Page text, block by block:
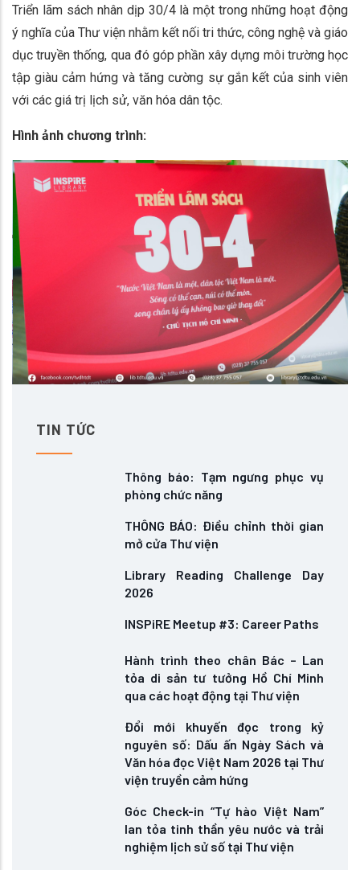
Triển lãm sách nhân dịp 30/4 là một trong những hoạt động
ý nghĩa của Thư viện nhằm kết nối tri thức, công nghệ và giáo
dục truyền thống, qua đó góp phần xây dựng môi trường học
tập giàu cảm hứng và tăng cường sự gắn kết của sinh viên
với các giá trị lịch sử, văn hóa dân tộc.
Hình ảnh chương trình:
TIN TỨC
Thông báo: Tạm ngưng phục vụ
phòng chức năng
THÔNG BÁO: Điều chỉnh thời gian
mở cửa Thư viện
Library Reading Challenge Day
2026
INSPiRE Meetup #3: Career Paths
Hành trình theo chân Bác – Lan
tỏa di sản tư tưởng Hồ Chí Minh
qua các hoạt động tại Thư viện
Đổi mới khuyến đọc trong kỷ
nguyên số: Dấu ấn Ngày Sách và
Văn hóa đọc Việt Nam 2026 tại Thư
viện truyền cảm hứng
Góc Check-in “Tự hào Việt Nam”
lan tỏa tinh thần yêu nước và trải
nghiệm lịch sử số tại Thư viện